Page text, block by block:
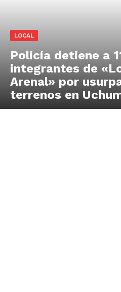
LOCAL
Policía detiene a
integrantes de
Arenal» por
terrenos en